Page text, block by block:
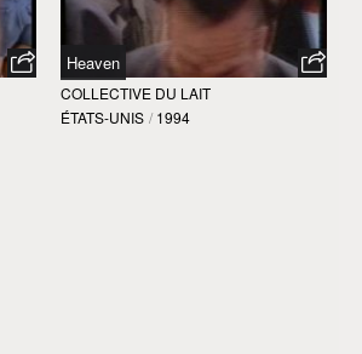
Heaven
COLLECTIVE DU LAIT
ÉTATS-UNIS / 1994